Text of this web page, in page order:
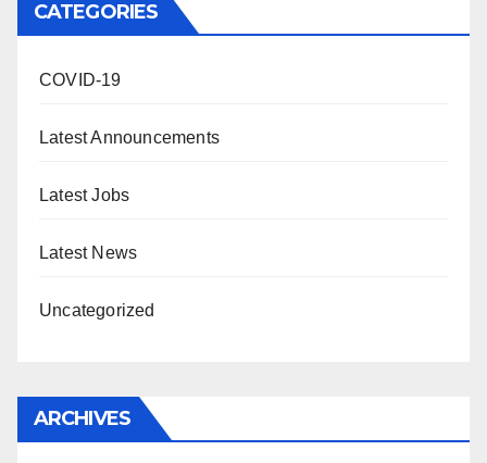
CATEGORIES
COVID-19
Latest Announcements
Latest Jobs
Latest News
Uncategorized
ARCHIVES